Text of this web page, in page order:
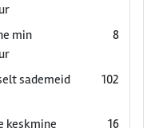
min
8
sademeid
102
keskmine 16